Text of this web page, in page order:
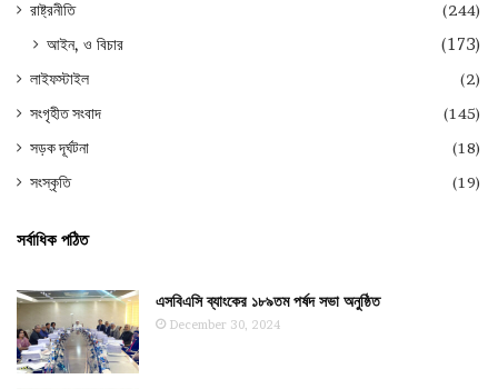
রাষ্ট্রনীতি (244)
আইন, ও বিচার (173)
লাইফস্টাইল
(2)
সংগৃহীত সংবাদ
(145)
সড়ক দূর্ঘটনা
(18)
সংস্কৃতি
(19)
সর্বাধিক পঠিত
এসবিএসি ব্যাংকের ১৮৯তম পর্ষদ সভা অনুষ্ঠিত
December 30, 2024